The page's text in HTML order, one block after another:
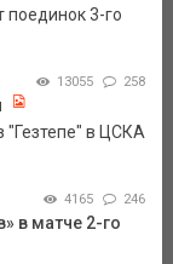
поединок 3-го
13055 258
в ЦСКА
4165 246
в матче 2-го